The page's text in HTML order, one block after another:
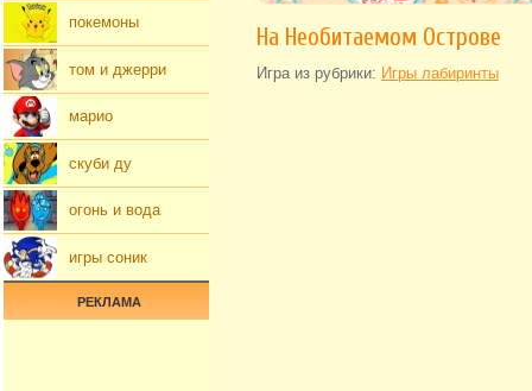
На Необитаемом Острове
Игра из рубрики: Игры лабиринты
покемоны
том и джерри
марио
скуби ду
огонь и вода
игры соник
РЕКЛАМА